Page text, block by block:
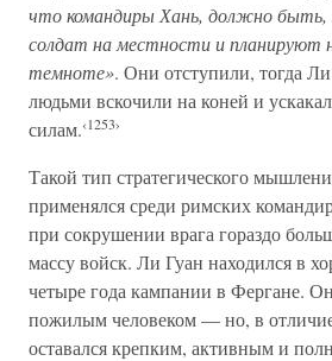
что командиры Хань, должно быть,
солдат на местности и планируют
темноте». Они отступили, тогда
людьми вскочили на коней и
силам.‹1253›
Такой тип стратегического
применялся среди римских
при сокрушении врага гораздо
массу войск. Ли Гуан находился в
четыре года кампании в Фергане.
пожилым человеком — но, в
оставался крепким, активным и